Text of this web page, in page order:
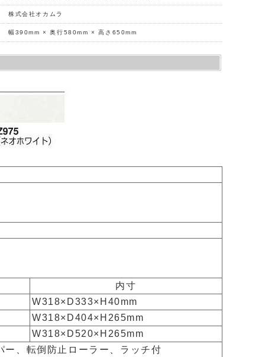
株式会社オカムラ
幅390mm × 奥行580mm × 高さ650mm
内寸
W318×D333×H40mm
W318×D404×H265mm
W318×D520×H265mm
、転倒防止ローラー、ラッチ付